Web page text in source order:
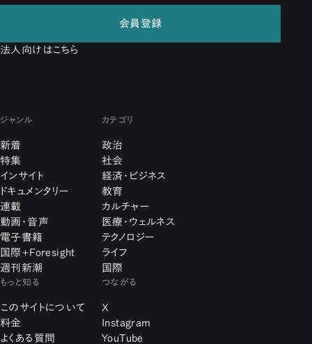
会員登録
法人向けはこちら
ジャンル
新着
特集
インサイト
ドキュメンタリー
連載
動画・音声
電子書籍
国際+Foresight
週刊新潮
カテゴリ
政治
社会
経済・ビジネス
教育
カルチャー
医療・ウェルネス
テクノロジー
ライフ
国際
もっと知る
このサイトについて
料金
よくある質問
つながる
X
Instagram
YouTube